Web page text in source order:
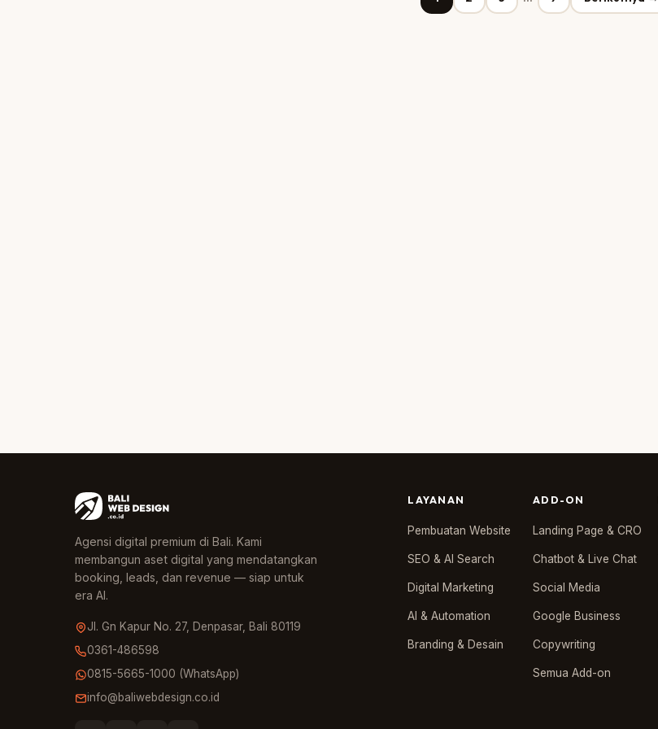
Agensi digital premium di Bali. Kami
membangun aset digital yang mendatangkan
booking, leads, dan revenue — siap untuk
era AI.
Jl. Gn Kapur No. 27, Denpasar, Bali 80119
0361-486598
0815-5665-1000 (WhatsApp)
info@baliwebdesign.co.id
LAYANAN
Pembuatan Website
SEO & AI Search
Digital Marketing
AI & Automation
Branding & Desain
ADD-ON
Landing Page & CRO
Chatbot & Live Chat
Social Media
Google Business
Copywriting
Semua Add-on